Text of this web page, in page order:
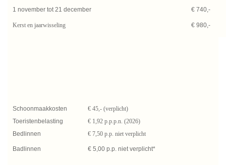
1 november tot 21 december € 740,-
Kerst en jaarwisseling € 980,-
Schoonmaakkosten
€ 45,- (verplicht)
Toeristenbelasting
€ 1,92 p.p.p.n. (2026)
Bedlinnen
Badlinnen
€ 7,50 p.p. niet verplicht
€ 5,00 p.p. niet verplicht*